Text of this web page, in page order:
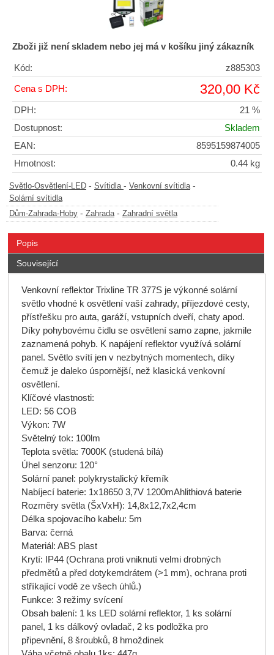
Zboži již není skladem nebo jej má v košíku jiný zákazník
Kód: z885303
Cena s DPH: 320,00 Kč
DPH:
21 %
Dostupnost:
Skladem
EAN:
8595159874005
Hmotnost:
0.44 kg
Světlo-Osvětlení-LED - Svítidla - Venkovní svítidla-
Solární svítidla
Dům-Zahrada-Hoby - Zahrada- Zahradní světla
Popis
Související
Venkovní reflektor Trixline TR 377S je výkonné solární
světlo vhodné k osvětlení vaší zahrady, příjezdové cesty,
přístřešku pro auta, garáží, vstupních dveří, chaty apod.
Díky pohybovému čidlu se osvětlení samo zapne, jakmile
zaznamená pohyb. K napájení reflektor využívá solární
panel. Světlo svítí jen v nezbytných momentech, díky
čemuž je daleko úspornější, než klasická venkovní
osvětlení.
Klíčové vlastnosti:
LED: 56 COB
Výkon: 7W
Světelný tok: 100lm
Teplota světla: 7000K (studená bílá)
Úhel senzoru: 120°
Solární panel: polykrystalický křemík
Nabíjecí baterie: 1x18650 3,7V 1200mAhlithiová baterie
Rozměry světla (ŠxVxH): 14,8x12,7x2,4cm
Délka spojovacího kabelu: 5m
Barva: černá
Materiál: ABS plast
Krytí: IP44 (Ochrana proti vniknutí velmi drobných
předmětů a před dotykemdrátem (>1 mm), ochrana proti
stříkající vodě ze všech úhlů.)
Funkce: 3 režimy svícení
Obsah balení: 1 ks LED solární reflektor, 1 ks solární
panel, 1 ks dálkový ovladač, 2 ks podložka pro
připevnění, 8 šroubků, 8 hmoždinek